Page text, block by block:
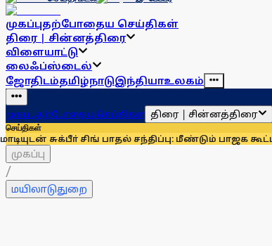
முகப்புதற்போதைய செய்திகள்
திரை | சின்னத்திரை
விளையாட்டு
லைஃப்ஸ்டைல்
ஜோதிடம்தமிழ்நாடுஇந்தியாஉலகம்
முகப்புதற்போதைய செய்திகள் திரை | சின்னத்திரை
செய்திகள்
சிங் பாதல் சந்திப்பு: மீண்டும் பாஜக கூட்டணியில்
முகப்பு
/
மயிலாடுதுறை